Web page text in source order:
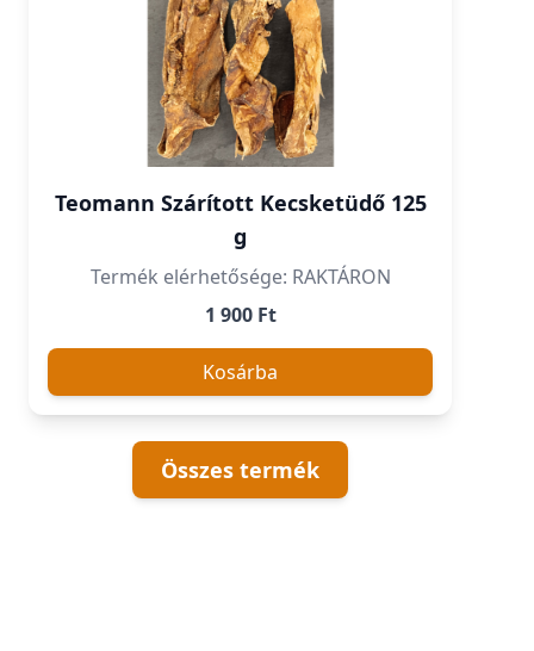
Teomann Szárított Kecsketüdő 125
g
Termék elérhetősége: RAKTÁRON
1 900 Ft
Kosárba
Összes termék